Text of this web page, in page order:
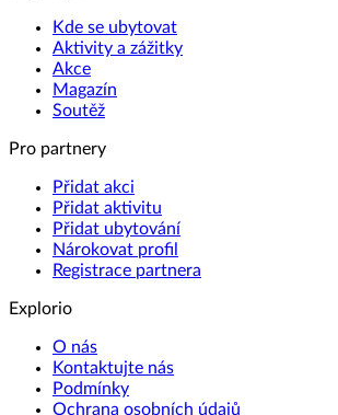
Kde se ubytovat
Aktivity a zážitky
Akce
Magazín
Soutěž
Pro partnery
Přidat akci
Přidat aktivitu
Přidat ubytování
Nárokovat profil
Registrace partnera
Explorio
O nás
Kontaktujte nás
Podmínky
Ochrana osobních údajů